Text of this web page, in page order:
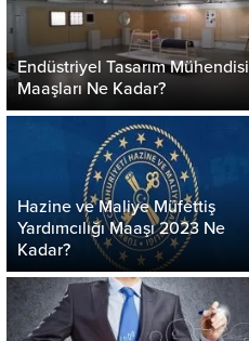
Endüstriyel Tasarım Mühendisi
Maaşları Ne Kadar?
Hazine ve Maliye Müfettiş
Yardımcılığı Maaşı 2023 Ne
Kadar?